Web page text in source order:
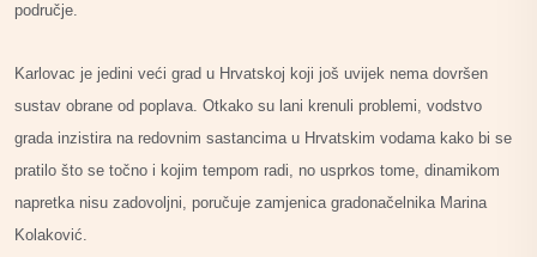
područje.
Karlovac je jedini veći grad u Hrvatskoj koji još uvijek nema dovršen
sustav obrane od poplava. Otkako su lani krenuli problemi, vodstvo
grada inzistira na redovnim sastancima u Hrvatskim vodama kako bi se
pratilo što se točno i kojim tempom radi, no usprkos tome, dinamikom
napretka nisu zadovoljni, poručuje zamjenica gradonačelnika Marina
Kolaković.